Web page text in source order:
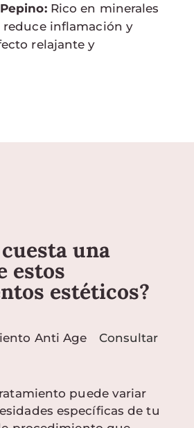
Rico en minerales
reduce inflamación y
relajante y
una
estos
estéticos?
Anti Age Consultar
puede variar
específicas de tu